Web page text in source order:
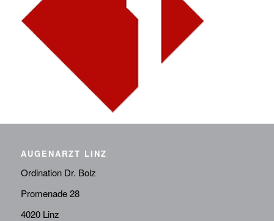
AUGENARZT LINZ
Ordination Dr. Bolz
Promenade 28
4020 Linz